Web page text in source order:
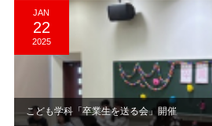
JAN
22
2025
こども学科「卒業生を送る会」開催